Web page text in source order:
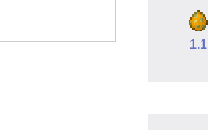
1.1